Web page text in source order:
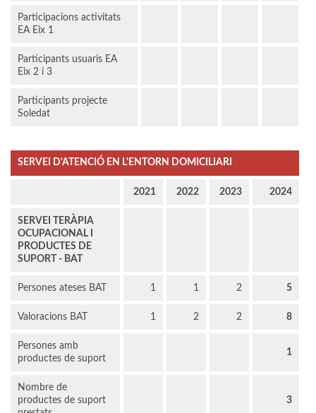
Participacions activitats
EA Eix 1
Participants usuaris EA
Eix 2 i 3
Participants projecte
Soledat
SERVEI D'ATENCIÓ EN L'ENTORN DOMICILIARI
2021 2022 2023 2024
SERVEI TERÀPIA
OCUPACIONAL I
PRODUCTES DE
SUPORT - BAT
Persones ateses BAT 1 1 2 5
Valoracions BAT 1 2 2 8
Persones amb
productes de suport
1
Nombre de
productes de suport
3